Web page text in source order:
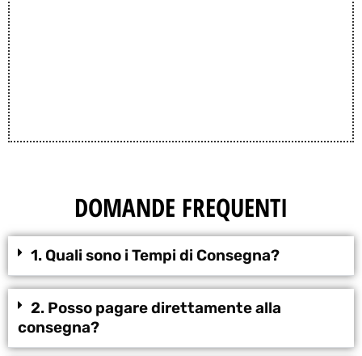
DOMANDE FREQUENTI
1. Quali sono i Tempi di Consegna?
2. Posso pagare direttamente alla
consegna?